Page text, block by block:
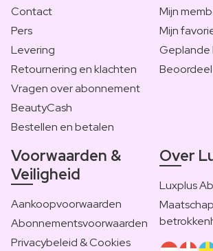
Contact
Pers
Levering
Retournering en klachten
Vragen over abonnement
BeautyCash
Bestellen en betalen
Mijn
Mijn
Geplande
Voorwaarden &
Veiligheid
Aankoopvoorwaarden
Abonnementsvoorwaarden
Privacybeleid & Cookies
Over
Luxplus